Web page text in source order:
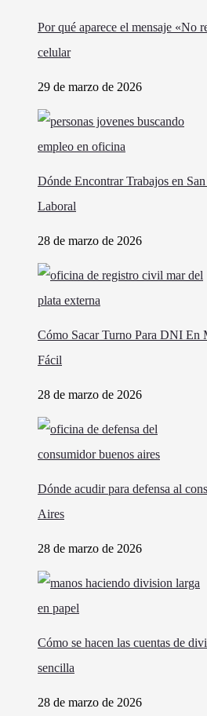
Por qué aparece el mensaje «No
celular
29 de marzo de 2026
Dónde Encontrar Trabajos en
Laboral
28 de marzo de 2026
Cómo Sacar Turno Para DNI En
Fácil
28 de marzo de 2026
Dónde acudir para defensa al
Aires
28 de marzo de 2026
Cómo se hacen las cuentas de
sencilla
28 de marzo de 2026